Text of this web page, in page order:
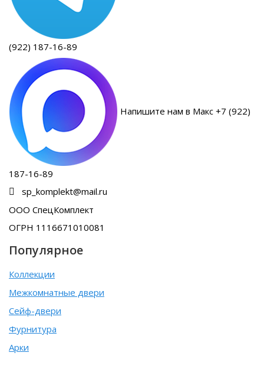
(922) 187-16-89
Напишите нам в Макс +7 (922)
187-16-89
sp_komplekt@mail.ru
ООО СпецКомплект
ОГРН 1116671010081
Популярное
Коллекции
Межкомнатные двери
Сейф-двери
Фурнитура
Арки